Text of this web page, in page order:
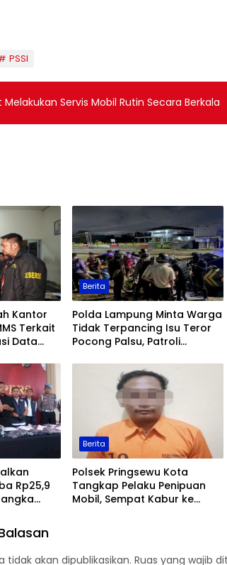
PSSI
Servis Mobil Rutin Secara Berkala
Kantor
Terkait
Data
Berita
Polda Lampung Minta Warga
Tidak Terpancing Isu Teror
Pocong Palsu, Patroli
Rp25,9
Berita
Polsek Pringsewu Kota
Tangkap Pelaku Penipuan
Mobil, Sempat Kabur ke
tidak akan dipublikasikan. Ruas yang wajib